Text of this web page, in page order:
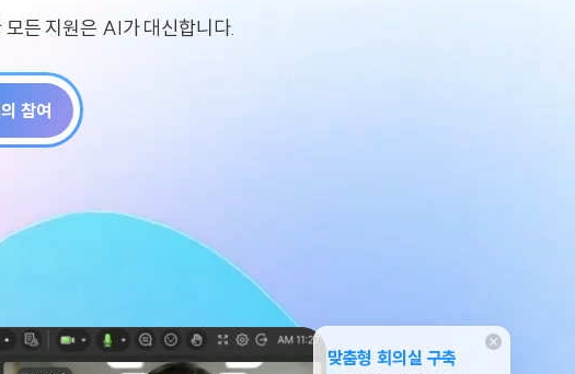
맞춤형 회의실 구축
든 지원은 AI가 대신합니다.
참여